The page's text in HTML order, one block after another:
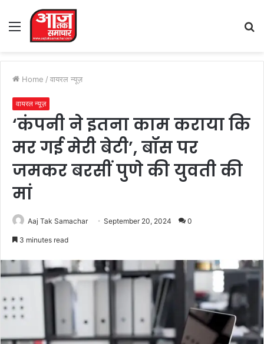
Menu
Home / वायरल न्यूज़
वायरल न्यूज़
‘कंपनी ने इतना काम कराया कि
मर गई मेरी बेटी’, बॉस पर
जमकर बरसीं पुणे की युवती की
मां
Aaj Tak Samachar September 20, 2024 0
3 minutes read